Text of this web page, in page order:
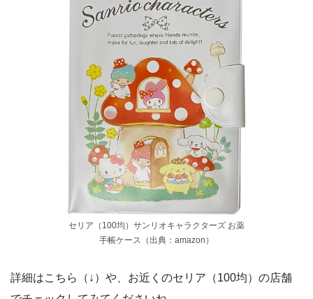
セリア（100均）サンリオキャラクターズ お薬
手帳ケース（出典：amazon）
詳細はこちら（↓）や、お近くのセリア（100均）の店舗